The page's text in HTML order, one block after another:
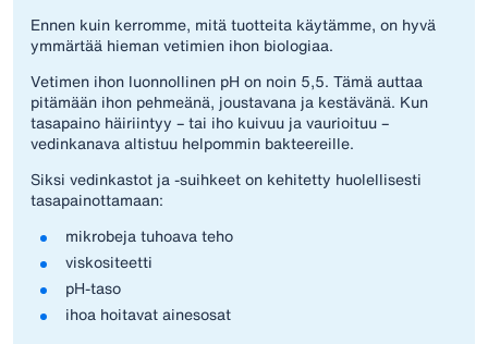
Ennen kuin kerromme, mitä tuotteita käytämme, on hyvä
ymmärtää hieman vetimien ihon biologiaa.
Vetimen ihon luonnollinen pH on noin 5,5. Tämä auttaa
pitämään ihon pehmeänä, joustavana ja kestävänä. Kun
tasapaino häiriintyy – tai iho kuivuu ja vaurioituu –
vedinkanava altistuu helpommin bakteereille.
Siksi vedinkastot ja -suihkeet on kehitetty huolellisesti
tasapainottamaan:
mikrobeja tuhoava teho
viskositeetti
pH-taso
ihoa hoitavat ainesosat